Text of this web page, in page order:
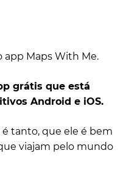
Maps With Me.
grátis que está
Android e iOS.
é tanto, que ele é bem
viajam pelo mundo